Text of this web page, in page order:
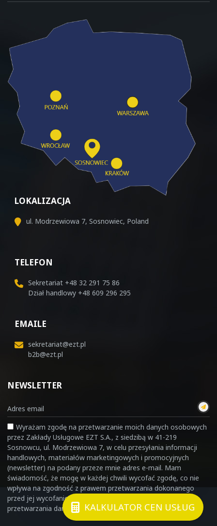
LOKALIZACJA
ul. Modrzewiowa 7, Sosnowiec, Poland
TELEFON
Sekretariat +48 32 291 75 86
Dział handlowy +48 609 296 295
EMAILE
sekretariat@ezt.pl
b2b@ezt.pl
NEWSLETTER
Wyrażam zgodę na przetwarzanie moich danych osobowych
przez Zakłady Usługowe EZT S.A., z siedzibą w 41-219
Sosnowcu, ul. Modrzewiowa 7, w celu przesyłania informacji
handlowych, materiałów marketingowych i promocyjnych
(newsletter) na podany przeze mnie adres e-mail. Mam
świadomość, że mogę w każdej chwili wycofać zgodę, co nie
wpływa na zgodność z prawem przetwarzania dokonanego
przed jej wycofaniem. Szczegółowe informacje dotyczące
przetwarzania danych osobowych znajdzieszTUTAJ
KALKULATOR CEN USŁUG